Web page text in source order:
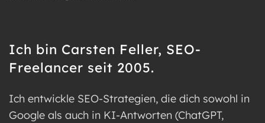
Ich bin Carsten Feller, SEO-
Freelancer seit 2005.
Ich entwickle SEO-Strategien, die dich sowohl in
Google als auch in KI-Antworten (ChatGPT,